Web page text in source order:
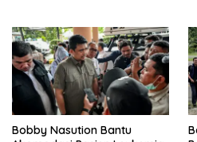
Bobby Nasution Bantu